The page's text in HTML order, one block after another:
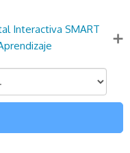
Interactiva SMART
ETAPAS
21